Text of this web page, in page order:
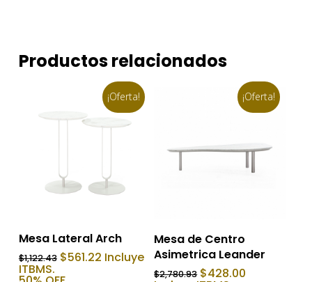
Productos relacionados
¡Oferta!
Añadir Al Carrito
Mesa Lateral Arch
$1,122.43 El
$561.22El
precio
Incluye
ITBMS.
¡Oferta!
Añadir Al Carrito
Mesa de Centro
Asimetrica Leander
$2,780.93 El
$428.00